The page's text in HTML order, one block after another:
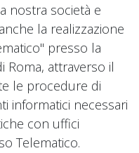
nostra società e
la realizzazione
presso la
Roma, attraverso il
le procedure di
informatici necessari
con uffici
Telematico.